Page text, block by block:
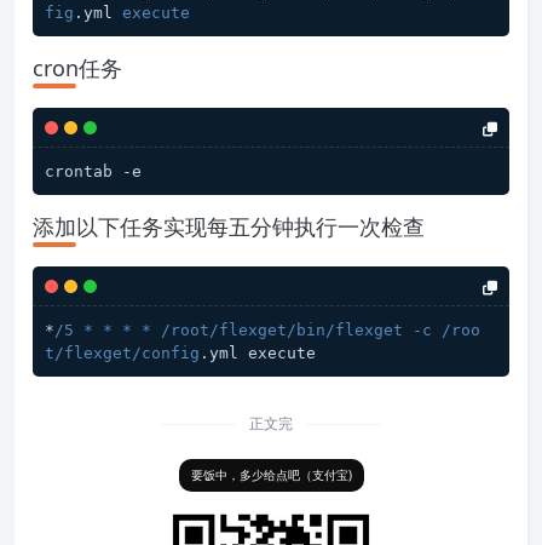
fig .yml execute
cron任务
添加以下任务实现每五分钟执行一次检查
*/5 * * * * /root/flexget/bin/flexget -c /roo
t/flexget/config
正文完
要饭中，多少给点吧（支付宝)